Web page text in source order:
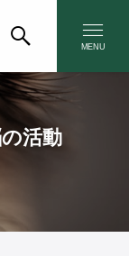
MENU
活動